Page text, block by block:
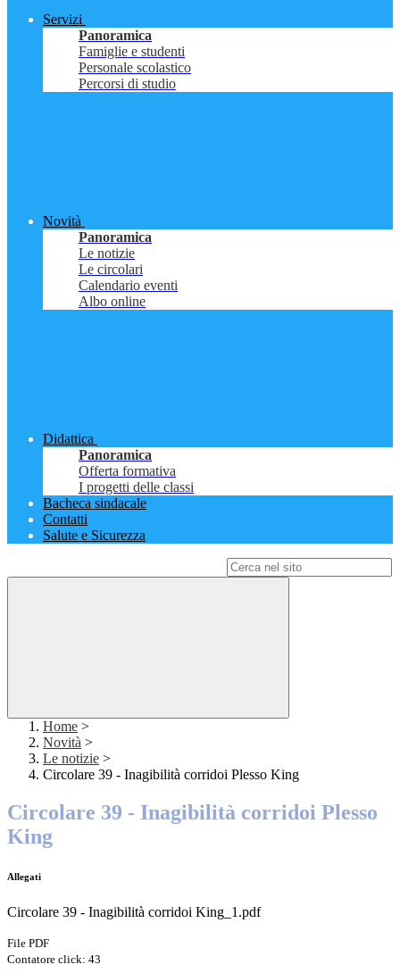
Servizi
Panoramica
Famiglie e studenti
Personale scolastico
Percorsi di studio
Novità
Panoramica
Le notizie
Le circolari
Calendario eventi
Albo online
Didattica
Panoramica
Offerta formativa
I progetti delle classi
Bacheca sindacale
Contatti
Salute e Sicurezza
Home >
Novità >
Le notizie >
Circolare 39 - Inagibilità corridoi Plesso King
Circolare 39 - Inagibilità corridoi Plesso
King
Allegati
Circolare 39 - Inagibilità corridoi King_1.pdf
File PDF
Contatore click: 43